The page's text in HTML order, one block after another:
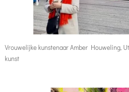
Vrouwelijke kunstenaar Amber Houweling,
kunst